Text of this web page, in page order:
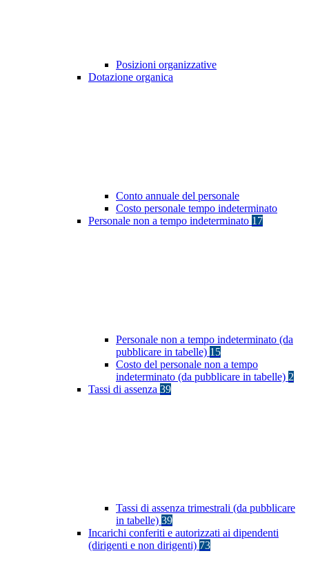
Posizioni organizzative
Dotazione organica
Conto annuale del personale
Costo personale tempo indeterminato
Personale non a tempo indeterminato 17
Personale non a tempo indeterminato (da
pubblicare in tabelle) 15
Costo del personale non a tempo
indeterminato (da pubblicare in tabelle) 2
Tassi di assenza 39
Tassi di assenza trimestrali (da pubblicare
in tabelle) 39
Incarichi conferiti e autorizzati ai dipendenti
(dirigenti e non dirigenti) 73